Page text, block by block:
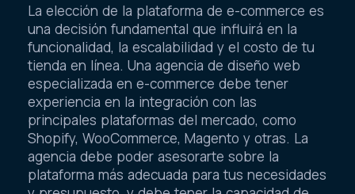
La elección de la plataforma de e-commerce es
una decisión fundamental que influirá en la
funcionalidad, la escalabilidad y el costo de tu
tienda en línea. Una agencia de diseño web
especializada en e-commerce debe tener
experiencia en la integración con las
principales plataformas del mercado, como
Shopify, WooCommerce, Magento y otras. La
agencia debe poder asesorarte sobre la
plataforma más adecuada para tus necesidades